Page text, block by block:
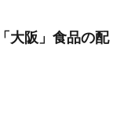
大阪」食品の配